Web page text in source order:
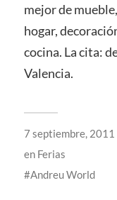
mejor de
hogar,
cocina. La cita:
Valencia.
7 septiembre, 2011
en Ferias
Andreu World